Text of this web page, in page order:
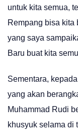
untuk kita semua,
Rempang bisa kita
yang saya
Baru buat kita
Sementara,
yang akan
Muhammad Rudi
khusyuk selama di